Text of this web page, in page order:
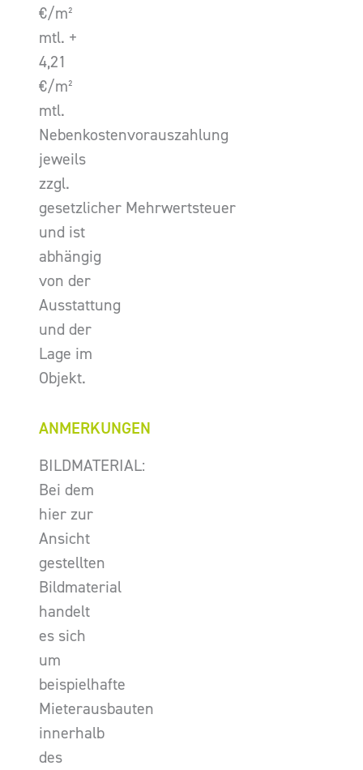
€/m²
mtl. +
4,21
€/m²
mtl.
Nebenkostenvorauszahlung
jeweils
zzgl.
gesetzlicher Mehrwertsteuer
und ist
abhängig
von der
Ausstattung
und der
Lage im
Objekt.
ANMERKUNGEN
BILDMATERIAL:
Bei dem
hier zur
Ansicht
gestellten
Bildmaterial
handelt
es sich
um
beispielhafte
Mieterausbauten
innerhalb
des